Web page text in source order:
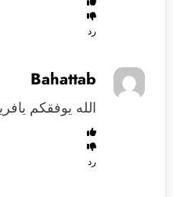
رد
Bahattab
الله يوفقكم
رد